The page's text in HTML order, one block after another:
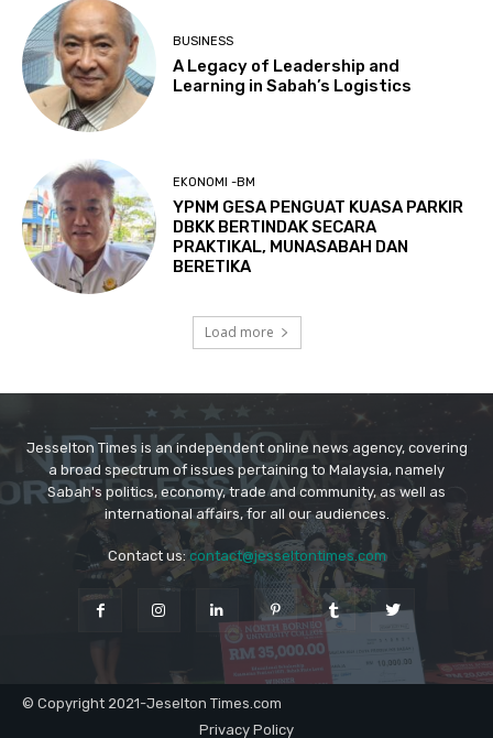
Jesselton Times is an independent online news agency, covering
a broad spectrum of issues pertaining to Malaysia, namely
Sabah's politics, economy, trade and community, as well as
international affairs, for all our audiences.
Contact us:contact@jesseltontimes.com
© Copyright 2021-Jeselton Times.com
Privacy Policy